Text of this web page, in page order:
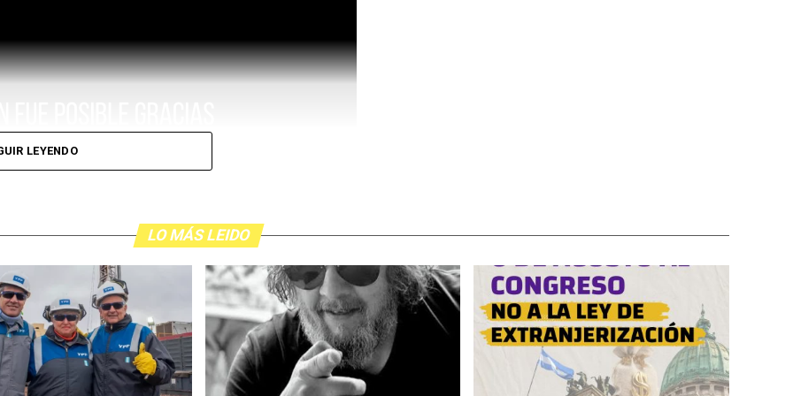
LEYENDO
LO MÁS LEIDO